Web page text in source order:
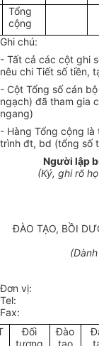
Tổng
cộng
Ghi chú:
- Tất cả các cột ghi
nêu chi Tiết số tiền,
- Cột Tổng số cán
ngạch) đã tham gia
ngang)
- Hàng Tổng cộng
trình đt, bd (tổng số
Người lập
(Ký, ghi rõ
ĐÀO TẠO, BỒI
Đơn vị:
Tel:
Fax:
Đối
tượng
Đào
tạo